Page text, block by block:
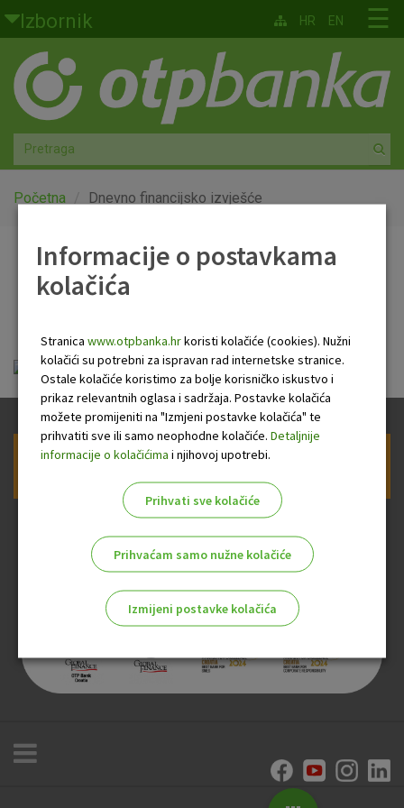
Skoči na glavni sadržaj
Izbornik
Građani
Privatno bankarstvo
Agro
Mala poduzeća i obrtnici
Globalna tržišta
O nama
☰
HR EN
Početna Dnevno financijsko izvješće
Dnevno financijsko
Dnevno financijsko izvješće.pdf
Prijava na newsletter OTP banke
Informacije o postavkama
kolačića
Stranica www.otpbanka.hrkoristi kolačiće (cookies). Nužni
kolačići su potrebni za ispravan rad internetske stranice.
Ostale kolačiće koristimo za bolje korisničko iskustvo i
prikaz relevantnih oglasa i sadržaja. Postavke kolačića
možete promijeniti na "Izmjeni postavke kolačića" te
prihvatiti sve ili samo neophodne kolačiće. Detaljnije
informacije o kolačićima i njihovoj upotrebi.
Prihvati sve kolačiće
Prihvaćam samo nužne kolačiće
Izmijeni postavke kolačića
Nužni kolačići